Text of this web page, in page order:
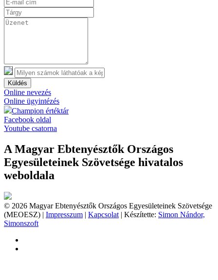
Küldés
Online nevezés
Online ügyintézés
Champion értéktár
Facebook oldal
Youtube csatorna
A Magyar Ebtenyésztők Országos
Egyesületeinek Szövetsége hivatalos
weboldala
© 2026 Magyar Ebtenyésztők Országos Egyesületeinek Szövetsége
(MEOESZ) | Impresszum | Kapcsolat | Készítette: Simon Nándor,
Simonszoft